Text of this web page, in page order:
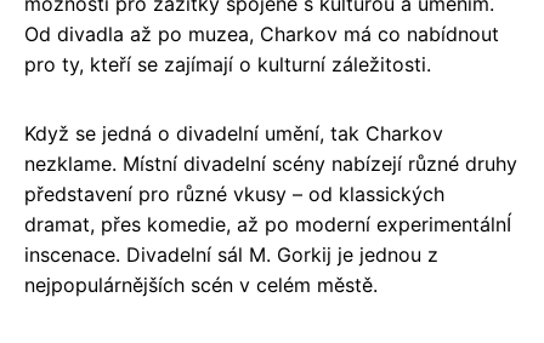
Od divadla až po muzea, Charkov má co nabídnout
pro ty, kteří se zajímají o kulturní záležitosti.
Když se jedná o divadelní umění, tak Charkov
nezklame. Místní divadelní scény nabízejí různé druhy
představení pro různé vkusy – od klassických
dramat, přes komedie, až po moderní experimentálnÍ
inscenace. Divadelní sál M. Gorkij je jednou z
nejpopulárnějších scén v celém městě.